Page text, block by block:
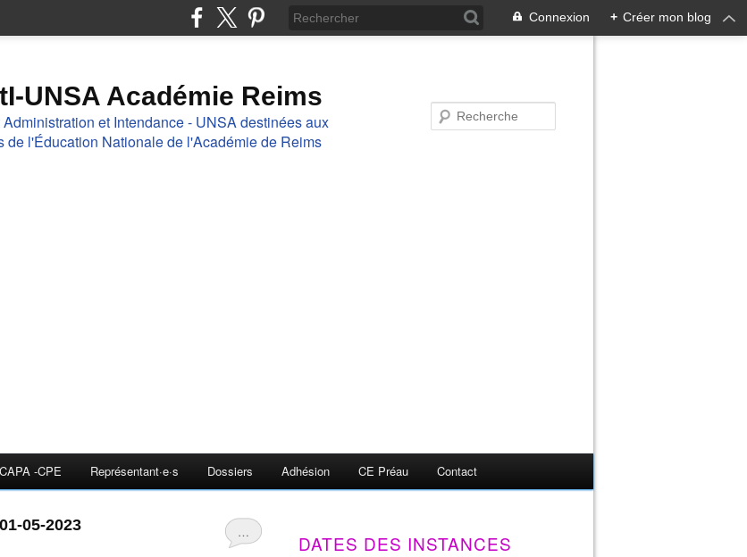
Connexion + Créer mon blog
UNSA Académie Reims
et Intendance - UNSA destinées aux
de l'Éducation Nationale de l'Académie de Reims
-CPE Représentant·e·s Dossiers Adhésion CE Préau Contact
…
05-2023
DATES DES INSTANCES